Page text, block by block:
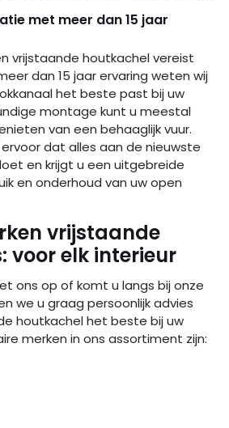
met meer dan 15 jaar
vrijstaande houtkachel vereist
dan 15 jaar ervaring weten wij
het beste past bij uw
montage kunt u meestal
van een behaaglijk vuur.
dat alles aan de nieuwste
en krijgt u een uitgebreide
en onderhoud van uw open
vrijstaande
voor elk interieur
ons op of komt u langs bij onze
we u graag persoonlijk advies
houtkachel het beste bij uw
merken in ons assortiment zijn: